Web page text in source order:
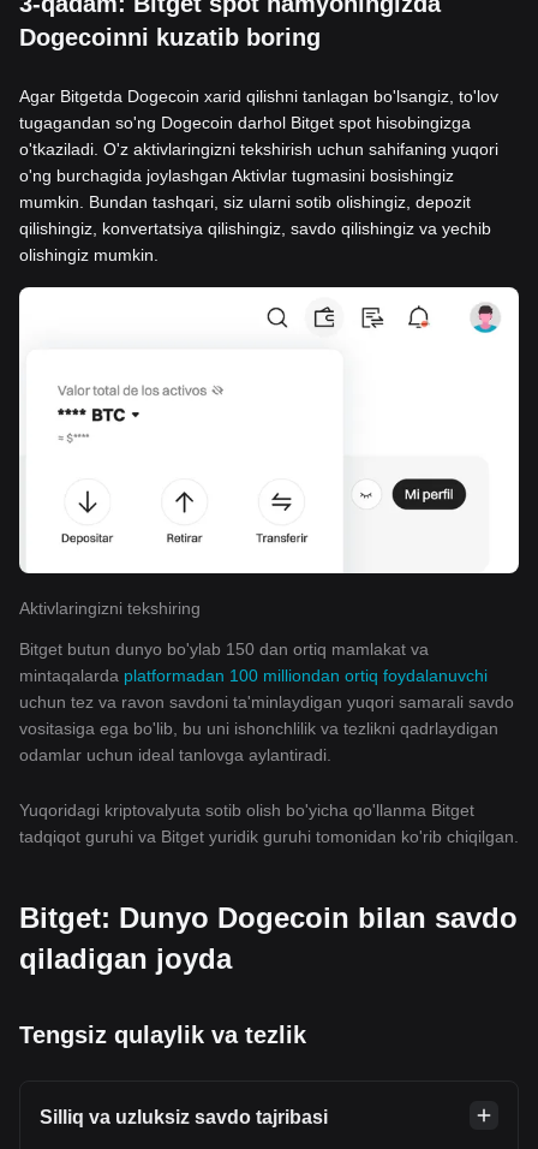
Dogecoinni kuzatib boring
Agar Bitgetda Dogecoin xarid qilishni tanlagan bo'lsangiz, to'lov
tugagandan so'ng Dogecoin darhol Bitget spot hisobingizga
o'tkaziladi. O'z aktivlaringizni tekshirish uchun sahifaning yuqori
o'ng burchagida joylashgan Aktivlar tugmasini bosishingiz
mumkin. Bundan tashqari, siz ularni sotib olishingiz, depozit
qilishingiz, konvertatsiya qilishingiz, savdo qilishingiz va yechib
olishingiz mumkin.
Aktivlaringizni tekshiring
Bitget butun dunyo bo'ylab 150 dan ortiq mamlakat va
mintaqalarda platformadan 100 milliondan ortiq foydalanuvchi
uchun tez va ravon savdoni ta'minlaydigan yuqori samarali savdo
vositasiga ega bo'lib, bu uni ishonchlilik va tezlikni qadrlaydigan
odamlar uchun ideal tanlovga aylantiradi.
Yuqoridagi kriptovalyuta sotib olish bo'yicha qo'llanma Bitget
tadqiqot guruhi va Bitget yuridik guruhi tomonidan ko'rib chiqilgan.
Bitget: Dunyo Dogecoin bilan savdo
qiladigan joyda
Tengsiz qulaylik va tezlik
Silliq va uzluksiz savdo tajribasi